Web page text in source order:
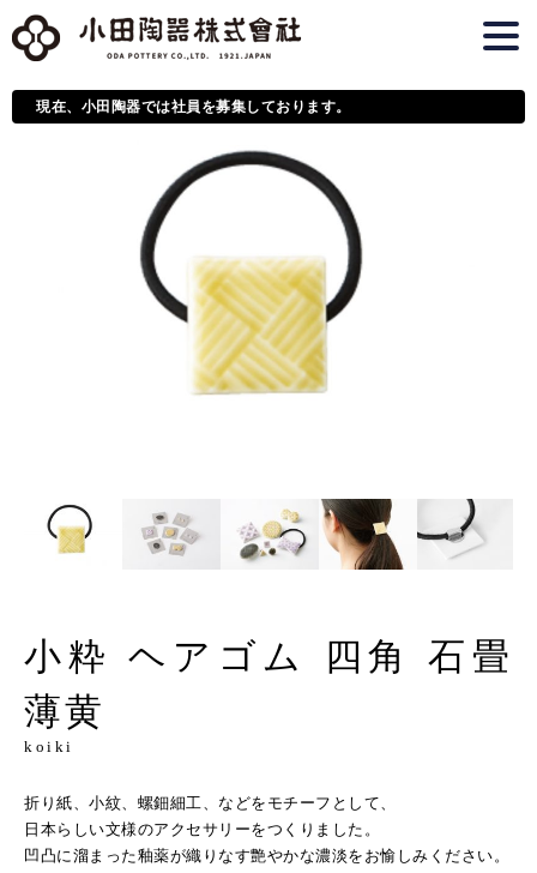
現在、小田陶器では社員を募集しております。
小粋 ヘアゴム 四角 石畳
薄黄
koiki
折り紙、小紋、螺鈿細工、などをモチーフとして、
日本らしい文様のアクセサリーをつくりました。
凹凸に溜まった釉薬が織りなす艶やかな濃淡をお愉しみください。